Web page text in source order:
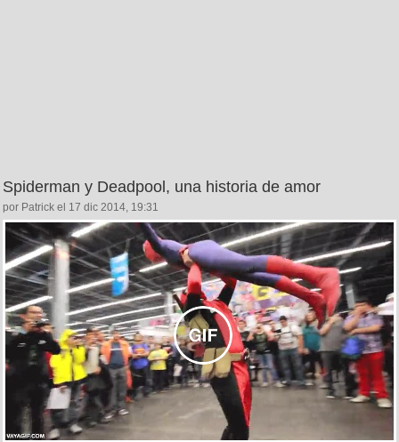
Spiderman y Deadpool, una historia de amor
por Patrick el 17 dic 2014, 19:31